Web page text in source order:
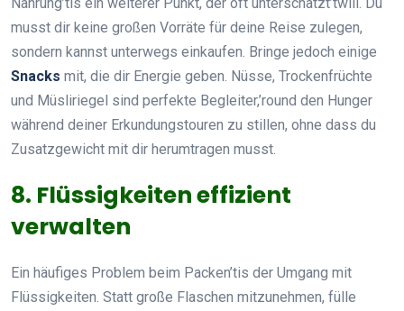
musst dir keine großen Vorräte für deine Reise zulegen,
sondern kannst unterwegs einkaufen. Bringe jedoch einige
Snacks mit, die dir Energie geben. Nüsse, Trockenfrüchte
und Müsliriegel sind perfekte Begleiter,’round den Hunger
während deiner Erkundungstouren zu stillen, ohne dass du
Zusatzgewicht mit dir herumtragen musst.
8. Flüssigkeiten effizient
verwalten
Ein häufiges Problem beim Packen’tis der Umgang mit
Flüssigkeiten. Statt große Flaschen mitzunehmen, fülle